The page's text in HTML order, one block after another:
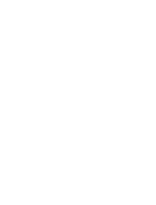
öffnet sich nicht
ebenfalls durch
Bedienen